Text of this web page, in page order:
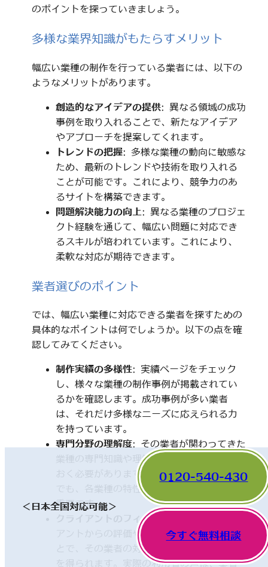
のポイントを探っていきましょう。
多様な業界知識がもたらすメリット
幅広い業種の制作を行っている業者には、以下の
ようなメリットがあります。
創造的なアイデアの提供: 異なる領域の成功
事例を取り入れることで、新たなアイデア
やアプローチを提案してくれます。
トレンドの把握: 多様な業種の動向に敏感な
ため、最新のトレンドや技術を取り入れる
ことが可能です。これにより、競争力のあ
るサイトを構築できます。
問題解決能力の向上: 異なる業種のプロジェ
クト経験を通じて、幅広い問題に対応でき
るスキルが培われています。これにより、
柔軟な対応が期待できます。
業者選びのポイント
では、幅広い業種に対応できる業者を探すための
具体的なポイントは何でしょうか。以下の点を確
認してみてください。
制作実績の多様性: 実績ページをチェック
し、様々な業種の制作事例が掲載されてい
るかを確認します。成功事例が多い業者
は、それだけ多様なニーズに応えられる力
を持っています。
専門分野の理解度: その業者が関わってきた
業種の専門知識や理解度についても触れて
おく必要があります。一見、異なった分野
でも、各業種の特性を理解していることが
重要です。
クライアントのフィードバック
アントからの評価やレビューを確認するこ
とで、その業者の対応や成果に関する情報
を得られます。実際の利用者の声は、業者
＜日本全国対応可能＞
0120-540-430
今すぐ無料相談